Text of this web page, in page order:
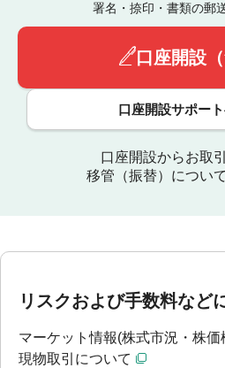
署名・捺印・書類の郵
口座開設（
口座開設サポー
口座開設からお取
移管（振替）につい
リスクおよび手数料など
マーケット情報(株式市況・株価
現物取引について